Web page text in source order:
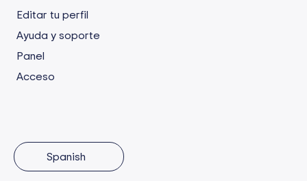
Editar tu perfil
Ayuda y soporte
Panel
Acceso
Spanish